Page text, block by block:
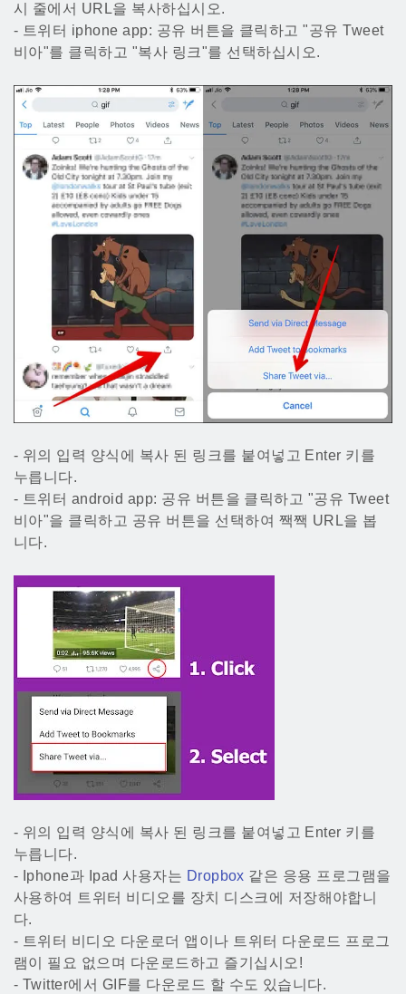
시 줄에서 URL을 복사하십시오.
- 트위터 iphone app: 공유 버튼을 클릭하고 "공유 Tweet
비아"를 클릭하고 "복사 링크"를 선택하십시오.
- 위의 입력 양식에 복사 된 링크를 붙여넣고 Enter 키를
누릅니다.
- 트위터 android app: 공유 버튼을 클릭하고 "공유 Tweet
비아"을 클릭하고 공유 버튼을 선택하여 짹짹 URL을 봅
니다.
- 위의 입력 양식에 복사 된 링크를 붙여넣고 Enter 키를
누릅니다.
- Iphone과 Ipad 사용자는 Dropbox 같은 응용 프로그램을
사용하여 트위터 비디오를 장치 디스크에 저장해야합니
다.
- 트위터 비디오 다운로더 앱이나 트위터 다운로드 프로그
램이 필요 없으며 다운로드하고 즐기십시오!
- Twitter에서 GIF를 다운로드 할 수도 있습니다.